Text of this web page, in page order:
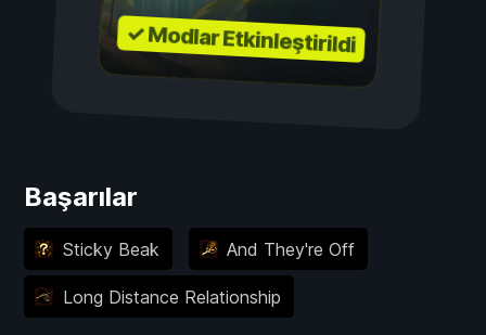
✓ Modlar Etkinleştirildi
Başarılar
Sticky Beak And They're Off
Long Distance Relationship